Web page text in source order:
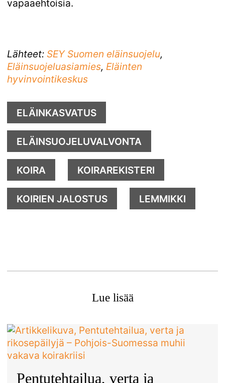
vapaaehtoisia.
Lähteet: SEY Suomen eläinsuojelu,
Eläinsuojeluasiamies, Eläinten
hyvinvointikeskus
ELÄINKASVATUS
ELÄINSUOJELUVALVONTA
KOIRA KOIRAREKISTERI
KOIRIEN JALOSTUS LEMMIKKI
Lue lisää
Pentutehtailua, verta ja